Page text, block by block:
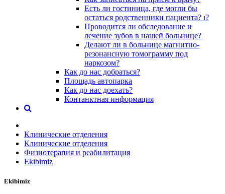
Есть ли гостиница, где могли бы
остаться родственники пациента? ı?
Проводится ли обследование и
лечение зубов в нашей больнице?
Делают ли в больнице магнитно-
резонансную томограмму под
наркозом?
Как до нас добраться?
Площадь автопарка
Как до нас доехать?
Контанктная информация
Клинические отделения
Клинические отделения
Физиотерапия и реабилитация
Ekibimiz
Ekibimiz